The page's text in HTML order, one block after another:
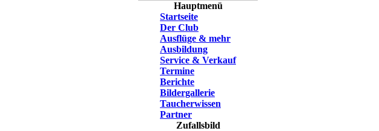
Hauptmenü
Startseite
Der Club
Ausflüge & mehr
Ausbildung
Service & Verkauf
Termine
Berichte
Bildergallerie
Taucherwissen
Partner
Zufallsbild